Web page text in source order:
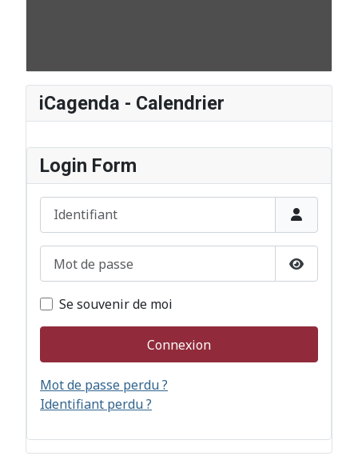
iCagenda - Calendrier
Login Form
Identifiant
Afficher
Se souvenir de moi
Connexion
Mot de passe perdu ?
Identifiant perdu ?